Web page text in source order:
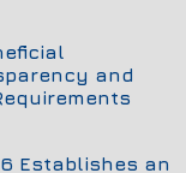
and
Establishes an